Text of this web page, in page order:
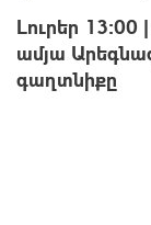
Լուրեր 13:00
ամյա
գաղտնիքը